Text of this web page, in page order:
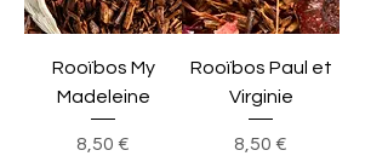
Rooïbos My
Madeleine
Prix
8,50 €
Rooïbos Paul et
Virginie
Prix
8,50 €